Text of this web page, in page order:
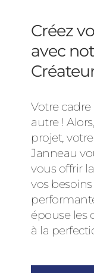
Créez
avec
Votre
autre !
projet,
Janneau
vous offrir
vos
épouse les
à la